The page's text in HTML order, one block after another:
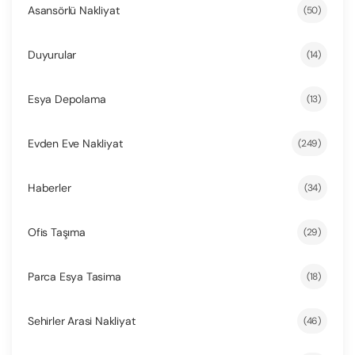
Asansörlü Nakliyat (50)
Duyurular (14)
Esya Depolama (13)
Evden Eve Nakliyat (249)
Haberler (34)
Ofis Taşıma (29)
Parca Esya Tasima (18)
Sehirler Arasi Nakliyat (46)